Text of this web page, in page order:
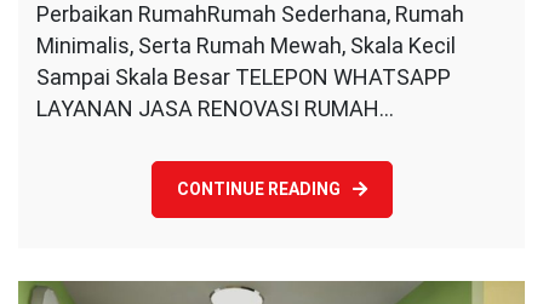
Rumah
Perbaikan RumahRumah Sederhana, Rumah
Minimalis, Serta Rumah Mewah, Skala Kecil
Sampai Skala Besar TELEPON WHATSAPP
LAYANAN JASA RENOVASI RUMAH…
CONTINUE READING